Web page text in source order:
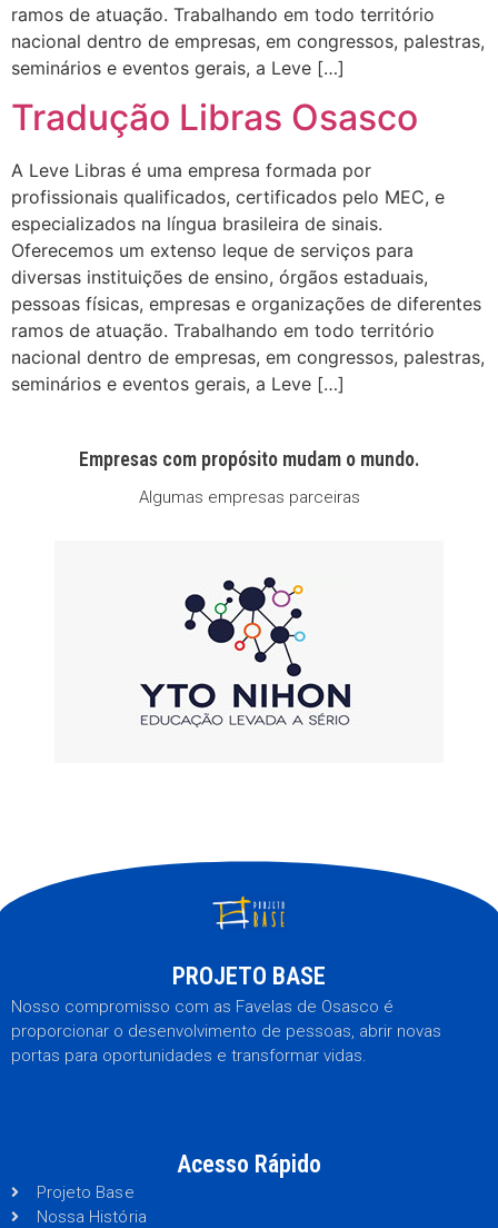
ramos de atuação. Trabalhando em todo território
nacional dentro de empresas, em congressos, palestras,
seminários e eventos gerais, a Leve […]
Tradução Libras Osasco
A Leve Libras é uma empresa formada por
profissionais qualificados, certificados pelo MEC, e
especializados na língua brasileira de sinais.
Oferecemos um extenso leque de serviços para
diversas instituições de ensino, órgãos estaduais,
pessoas físicas, empresas e organizações de diferentes
ramos de atuação. Trabalhando em todo território
nacional dentro de empresas, em congressos, palestras,
seminários e eventos gerais, a Leve […]
Empresas com propósito mudam o mundo.
Algumas empresas parceiras
PROJETO BASE
Nosso compromisso com as Favelas de Osasco é
proporcionar o desenvolvimento de pessoas, abrir novas
portas para oportunidades e transformar vidas.
Acesso Rápido
Projeto Base
Nossa História